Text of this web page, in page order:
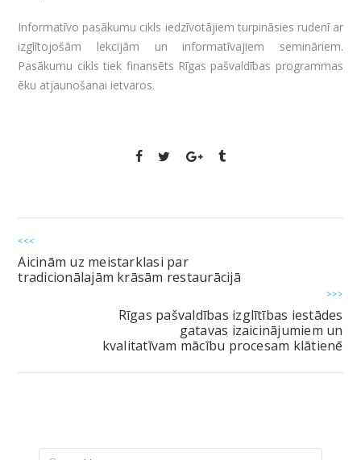
Informatīvo pasākumu cikls iedzīvotājiem turpināsies rudenī ar
izglītojošām lekcijām un informatīvajiem semināriem.
Pasākumu cikls tiek finansēts Rīgas pašvaldības programmas
ēku atjaunošanai ietvaros.
<<<
Aicinām uz meistarklasi par
tradicionālajām krāsām restaurācijā
>>>
Rīgas pašvaldības izglītības iestādes
gatavas izaicinājumiem un
kvalitatīvam mācību procesam klātienē